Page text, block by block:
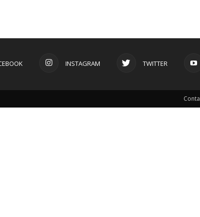
INSTAGRAM TWITTER